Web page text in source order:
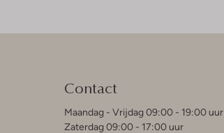
Contact
Maandag - Vrijdag 09:00 - 19:00 uur
Zaterdag 09:00 - 17:00 uur